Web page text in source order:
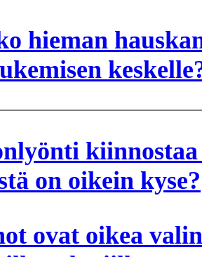
hieman
on oikein kyse?
ovat oikea